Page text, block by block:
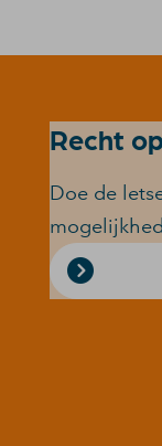
Recht
Doe de